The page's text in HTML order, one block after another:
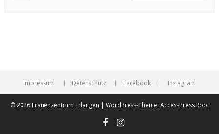
Impressum Datenschutz Facebook Instagram
© 2026 Frauenzentrum Erlangen | WordPress-Theme: AccessPress Root